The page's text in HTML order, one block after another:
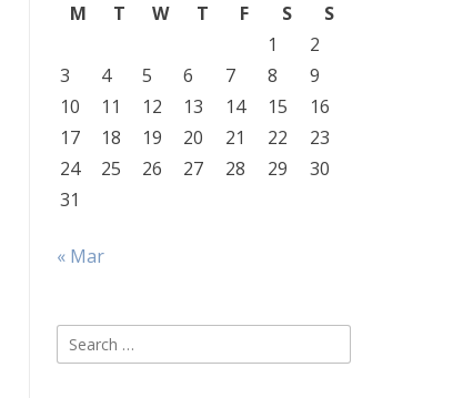
M
T W T F S
S
1
2
3
4 5 6 7 8
9
10
11 12 13 14 15
16
17
18 19 20 21 22
23
24
25 26 27 28 29
30
31
« Mar
Search
for: